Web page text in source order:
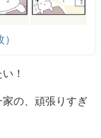
！
の、頑張りすぎ